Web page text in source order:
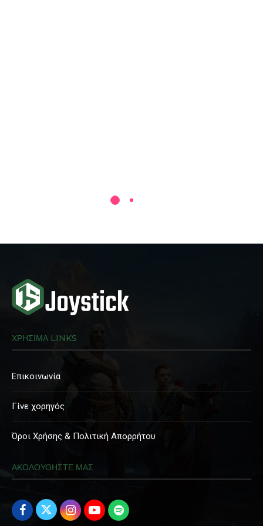
ΧΡΗΣΙΜΑ LINKS
Επικοινωνία
Γίνε χορηγός
Όροι Χρήσης & Πολιτική Απορρήτου
ΑΚΟΛΟΥΘΗΣΤΕ ΜΑΣ